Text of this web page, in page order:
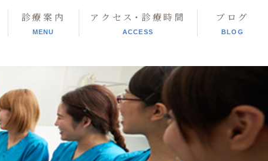
診療案内
MENU
アクセス･診療時間
ACCESS
ブログ
BLOG